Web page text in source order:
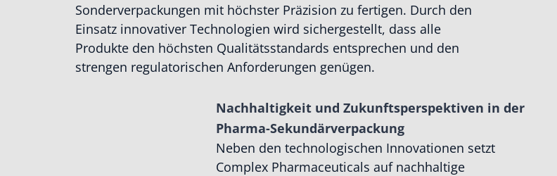
Sonderverpackungen mit höchster Präzision zu fertigen. Durch den
Einsatz innovativer Technologien wird sichergestellt, dass alle
Produkte den höchsten Qualitätsstandards entsprechen und den
strengen regulatorischen Anforderungen genügen.
Nachhaltigkeit und Zukunftsperspektiven in der
Pharma-Sekundärverpackung
Neben den technologischen Innovationen setzt
Complex Pharmaceuticals auf nachhaltige